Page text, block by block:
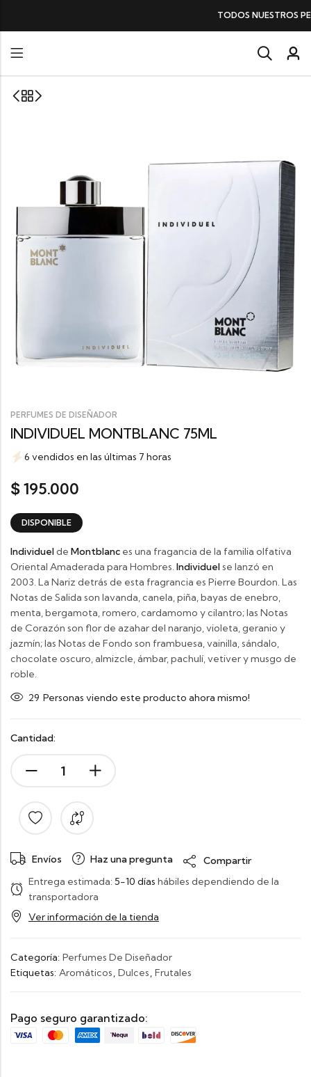
TODOS NUESTROS PERFUMESSIN IVA
PERFUMES DE DISEÑADOR
INDIVIDUEL MONTBLANC 75ML
6 vendidos en las últimas 7 horas
$195.000
DISPONIBLE
Individuelde Montblanc es una fragancia de la familia olfativa
Oriental Amaderada para Hombres. Individuelse lanzó en
2003. La Nariz detrás de esta fragrancia es Pierre Bourdon. Las
Notas de Salida son lavanda, canela, piña, bayas de enebro,
menta, bergamota, romero, cardamomo y cilantro; las Notas
de Corazón son flor de azahar del naranjo, violeta, geranio y
jazmín; las Notas de Fondo son frambuesa, vainilla, sándalo,
chocolate oscuro, almizcle, ámbar, pachulí, vetiver y musgo de
roble.
29 Personas viendo este producto ahora mismo!
Cantidad:
Envíos Haz una pregunta
Compartir
Entrega estimada: 5-10 días hábiles dependiendo de la
transportadora
Ver información de la tienda
Categoría: Perfumes De Diseñador
Etiquetas: Aromáticos, Dulces, Frutales
Pago seguro garantizado: